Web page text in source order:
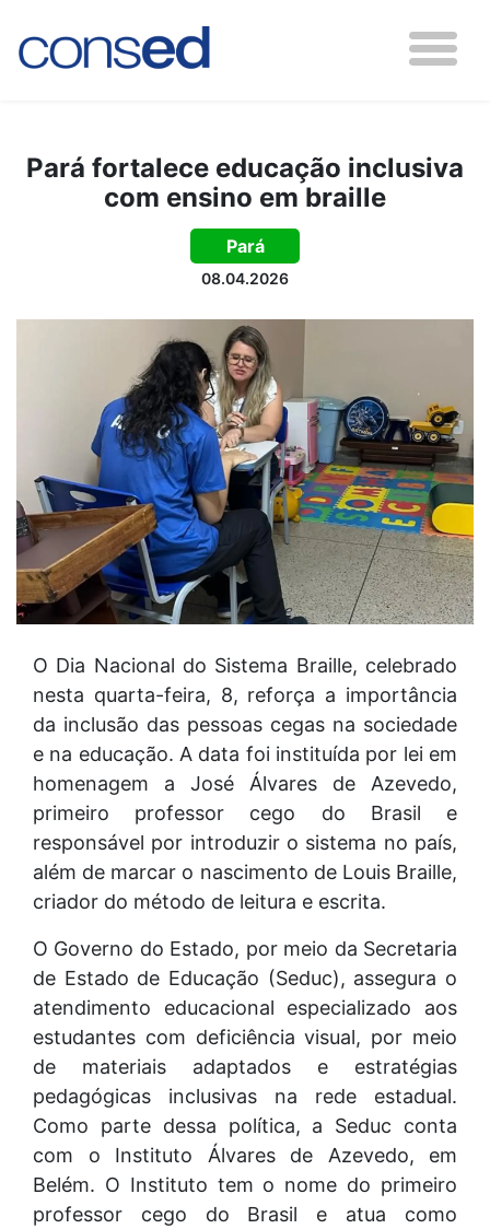
Pará fortalece educação inclusiva
com ensino em braille
Pará
08.04.2026
O Dia Nacional do Sistema Braille, celebrado
nesta quarta-feira, 8, reforça a importância
da inclusão das pessoas cegas na sociedade
e na educação. A data foi instituída por lei em
homenagem a José Álvares de Azevedo,
primeiro professor cego do Brasil e
responsável por introduzir o sistema no país,
além de marcar o nascimento de Louis Braille,
criador do método de leitura e escrita.
O Governo do Estado, por meio da Secretaria
de Estado de Educação (Seduc), assegura o
atendimento educacional especializado aos
estudantes com deficiência visual, por meio
de materiais adaptados e estratégias
pedagógicas inclusivas na rede estadual.
Como parte dessa política, a Seduc conta
com o Instituto Álvares de Azevedo, em
Belém. O Instituto tem o nome do primeiro
professor cego do Brasil e atua como